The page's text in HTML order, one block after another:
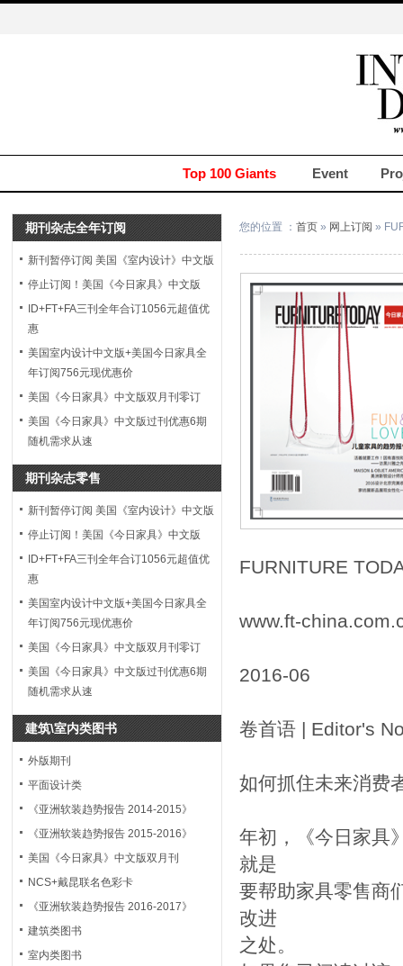
Top 100 Giants Event
期刊杂志全年订阅
新刊暂停订阅 美国《室内设计》中文版
停止订阅！美国《今日家具》中文版
ID+FT+FA三刊全年合订1056元超值优
惠
美国室内设计中文版+美国今日家具全
年订阅756元现优惠价
美国《今日家具》中文版双月刊零订
美国《今日家具》中文版过刊优惠6期
随机需求从速
期刊杂志零售
新刊暂停订阅 美国《室内设计》中文版
停止订阅！美国《今日家具》中文版
ID+FT+FA三刊全年合订1056元超值优
惠
美国室内设计中文版+美国今日家具全
年订阅756元现优惠价
美国《今日家具》中文版双月刊零订
美国《今日家具》中文版过刊优惠6期
随机需求从速
建筑\室内类图书
外版期刊
平面设计类
《亚洲软装趋势报告 2014-2015》
《亚洲软装趋势报告 2015-2016》
美国《今日家具》中文版双月刊
NCS+戴昆联名色彩卡
《亚洲软装趋势报告 2016-2017》
建筑类图书
室内类图书
您的位置 ：首页 » 网上订阅 »
FURNITURE
www.ft-
2016-06
卷首语 | Editor's
如何抓住未来消费
年初，《今日家具
就是
要帮助家具零售商
改进
之处。